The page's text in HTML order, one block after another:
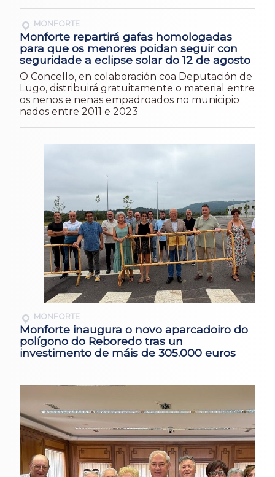
MONFORTE
Monforte repartirá gafas homologadas
para que os menores poidan seguir con
seguridade a eclipse solar do 12 de agosto
O Concello, en colaboración coa Deputación de
Lugo, distribuirá gratuitamente o material entre
os nenos e nenas empadroados no municipio
nados entre 2011 e 2023
MONFORTE
Monforte inaugura o novo aparcadoiro do
polígono do Reboredo tras un
investimento de máis de 305.000 euros